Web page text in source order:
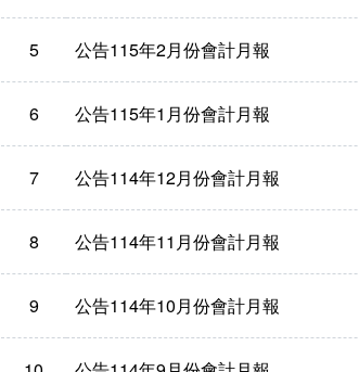
5 公告115年2月份會計月報
6 公告115年1月份會計月報
7 公告114年12月份會計月報
8 公告114年11月份會計月報
9 公告114年10月份會計月報